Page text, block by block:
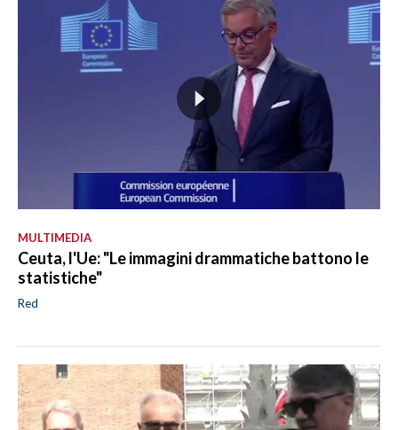
MULTIMEDIA
Ceuta, l'Ue: "Le immagini drammatiche battono le
statistiche"
Red